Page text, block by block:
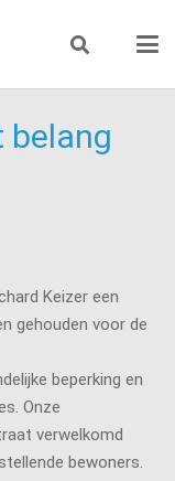
belang
Keizer een
gehouden voor de
beperking en
Onze
verwelkomd
bewoners.